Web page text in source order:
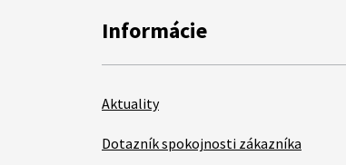
Informácie
Aktuality
Dotazník spokojnosti zákazníka